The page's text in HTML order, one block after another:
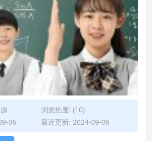
浏览热度: (10)
06
最近更新: 2024-09-06